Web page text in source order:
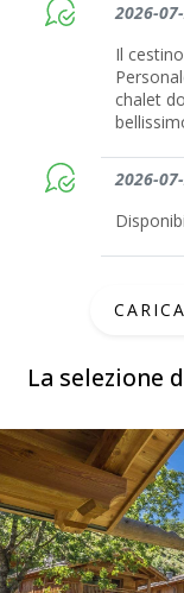
La selezione
2026-
Il
chalet
2026-